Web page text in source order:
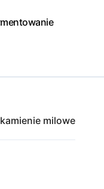
kamienie milowe